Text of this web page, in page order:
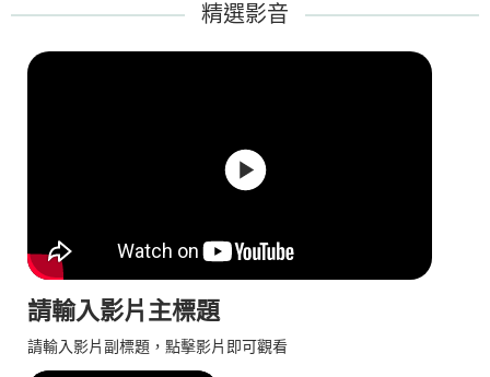
精選影音
請輸入影片主標題
請輸入影片副標題，點擊影片即可觀看